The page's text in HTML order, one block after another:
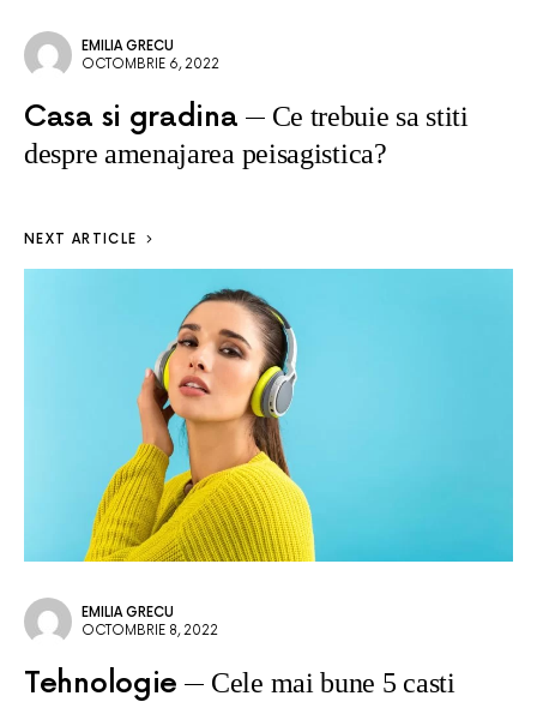
EMILIA GRECU
OCTOMBRIE 6, 2022
Casa si gradina
Ce trebuie sa stiti
despre amenajarea peisagistica?
NEXT ARTICLE
EMILIA GRECU
OCTOMBRIE 8, 2022
Tehnologie
Cele mai bune 5 casti